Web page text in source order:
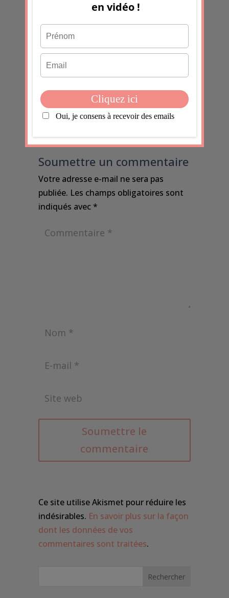
question de ne se pose pas quand nous
nous avons des bleus à l’âme. Ou des
états psychiques douloureux....
0 commentaires
Soumettre un commentaire
Votre adresse e-mail ne sera pas
publiée. Les champs obligatoires sont
indiqués avec*
Soumettre le
commentaire
Ce site utilise Akismet pour réduire les
indésirables. En savoir plus sur la façon
dont les données de vos
commentaires sont traitées.